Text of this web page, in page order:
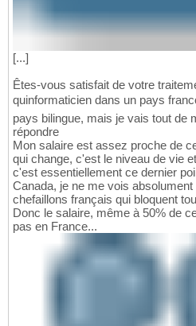
[...]
Êtes-vous satisfait de votre
quinformaticien dans un pays
pays bilingue, mais je vais tout de
répondre
Mon salaire est assez proche de
qui change, c'est le niveau de vie
c'est essentiellement ce dernier
Canada, je ne me vois
chefaillons français qui bloquent
Donc le salaire, même à 50% de
pas en France...